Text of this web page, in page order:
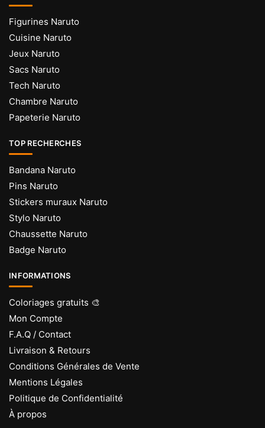
Figurines Naruto
Cuisine Naruto
Jeux Naruto
Sacs Naruto
Tech Naruto
Chambre Naruto
Papeterie Naruto
TOP RECHERCHES
Bandana Naruto
Pins Naruto
Stickers muraux Naruto
Stylo Naruto
Chaussette Naruto
Badge Naruto
INFORMATIONS
Coloriages gratuits 🎨
Mon Compte
F.A.Q / Contact
Livraison & Retours
Conditions Générales de Vente
Mentions Légales
Politique de Confidentialité
À propos